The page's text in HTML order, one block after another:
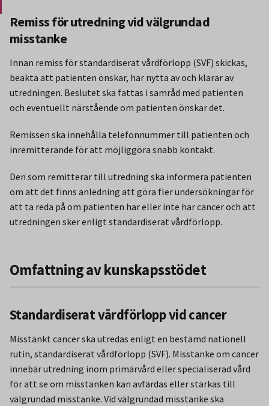
Slut på stycket som endast gäller Region Norbotten.
Remiss för utredning vid välgrundad
misstanke
Innan remiss för standardiserat vårdförlopp (SVF) skickas,
beakta att patienten önskar, har nytta av och klarar av
utredningen. Beslutet ska fattas i samråd med patienten
och eventuellt närstående om patienten önskar det.
Remissen ska innehålla telefonnummer till patienten och
inremitterande för att möjliggöra snabb kontakt.
Den som remitterar till utredning ska informera patienten
om att det finns anledning att göra fler undersökningar för
att ta reda på om patienten har eller inte har cancer och att
utredningen sker enligt standardiserat vårdförlopp.
Omfattning av kunskapsstödet
Standardiserat vårdförlopp vid cancer
Misstänkt cancer ska utredas enligt en bestämd nationell
rutin, standardiserat vårdförlopp (SVF). Misstanke om cancer
innebär utredning inom primärvård eller specialiserad vård
för att se om misstanken kan avfärdas eller stärkas till
välgrundad misstanke. Vid välgrundad misstanke ska